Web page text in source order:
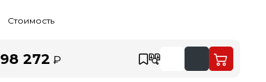
Стоимость
98 272 ₽